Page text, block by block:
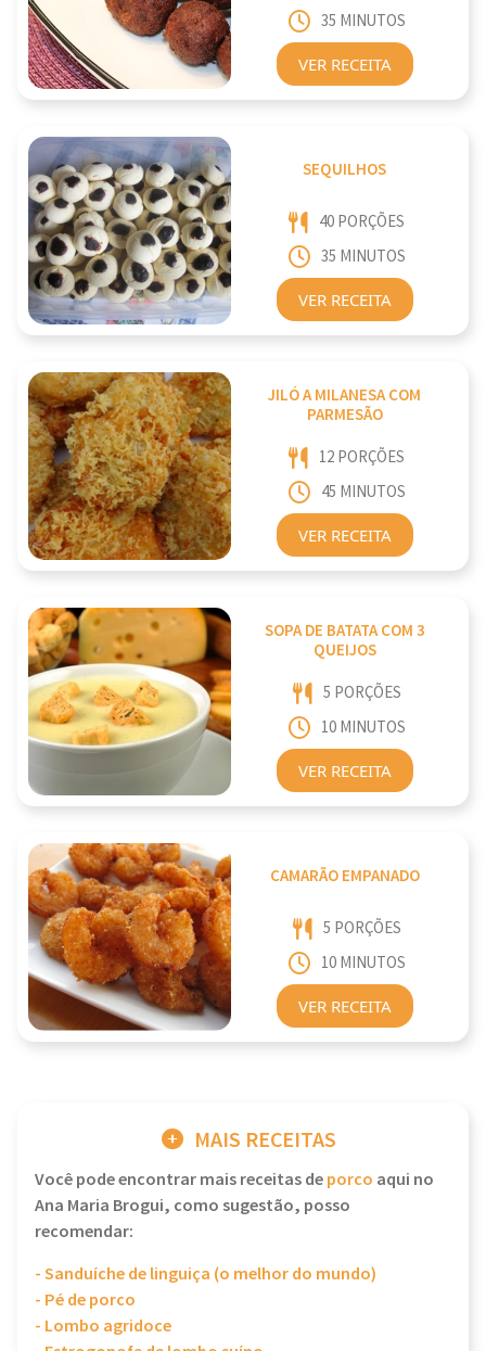
35 MINUTOS
VER RECEITA
SEQUILHOS
40 PORÇÕES
35 MINUTOS
VER RECEITA
JILÓ A MILANESA COM
PARMESÃO
12 PORÇÕES
45 MINUTOS
VER RECEITA
SOPA DE BATATA COM 3
QUEIJOS
5 PORÇÕES
10 MINUTOS
VER RECEITA
CAMARÃO EMPANADO
5 PORÇÕES
10 MINUTOS
VER RECEITA
MAIS RECEITAS
Você pode encontrar mais receitas deporco aqui no
Ana Maria Brogui, como sugestão, posso
recomendar:
- Sanduíche de linguiça (o melhor do mundo)
- Pé de porco
- Lombo agridoce